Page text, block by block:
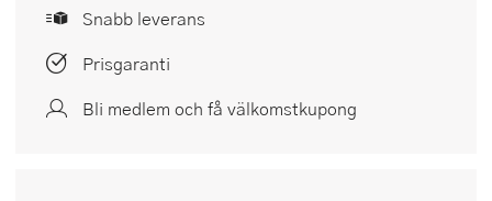
Snabb leverans
Prisgaranti
Bli medlem och få välkomstkupong